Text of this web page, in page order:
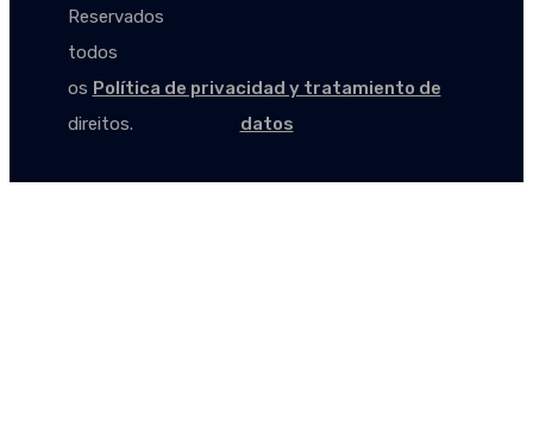
Reservados
todos
os
direitos.
Política de privacidad y tratamiento de
datos